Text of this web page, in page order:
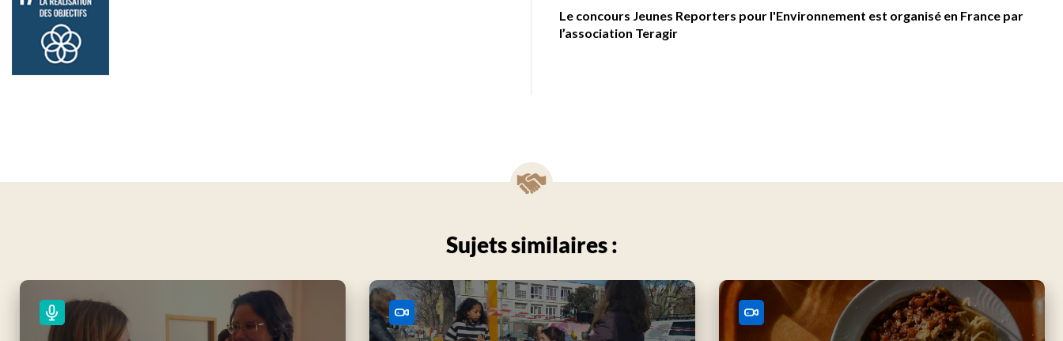
Le concours Jeunes Reporters pour l'Environnement est organisé en France par
l’association Teragir
Sujets similaires :